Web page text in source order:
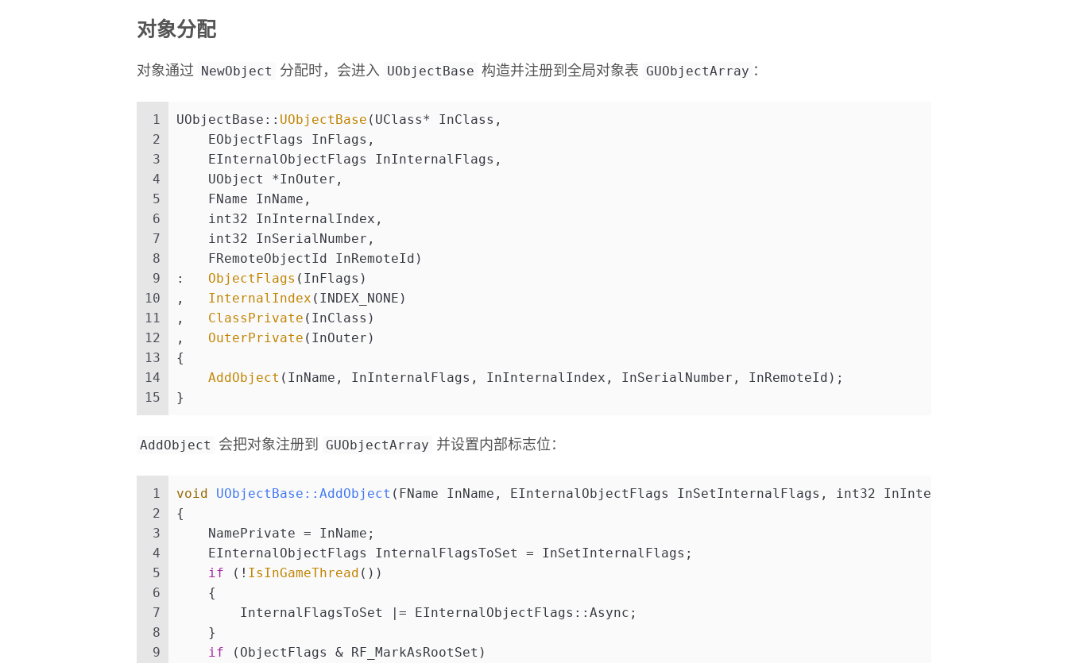
对象分配
对象通过 NewObject 分配时，会进入 UObjectBase 构造并注册到全局对象表 GUObjectArray ：
1
2
3
4
5
6
7
8
9
10
11
12
13
14
15
UObjectBase:: UObjectBase (UClass* InClass,
    EObjectFlags InFlags,
    EInternalObjectFlags InInternalFlags,
    UObject *InOuter,
    FName InName,
    int32 InInternalIndex,
    int32 InSerialNumber,
    FRemoteObjectId InRemoteId)
: ObjectFlags (InFlags)
, InternalIndex (INDEX_NONE)
, ClassPrivate (InClass)
, OuterPrivate (InOuter)
{
AddObject (InName, InInternalFlags, InInternalIndex, InSerialNumber, InRemoteId);
}
AddObject 会把对象注册到 GUObjectArray 并设置内部标志位：
1
2
3
4
5
6
7
8
9
void UObjectBase::AddObject (FName InName, EInternalObjectFlags InSetInternalFlags, int32 InInternalIndex, int32
{
    NamePrivate = InName;
    EInternalObjectFlags InternalFlagsToSet = InSetInternalFlags;
if (! IsInGameThread ())
    {
        InternalFlagsToSet |= EInternalObjectFlags::Async;
    }
if (ObjectFlags & RF_MarkAsRootSet)